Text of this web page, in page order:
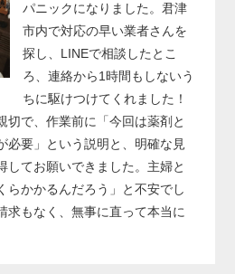
パニックになりました。君津
市内で対応の早い業者さんを
探し、LINEで相談したとこ
ろ、連絡から1時間もしないう
ちに駆けつけてくれました！
切で、作業前に「今回は薬剤と
必要」という説明と、明確な見
してお願いできました。主婦と
らかかるんだろう」と不安でし
求もなく、無事に直って本当に